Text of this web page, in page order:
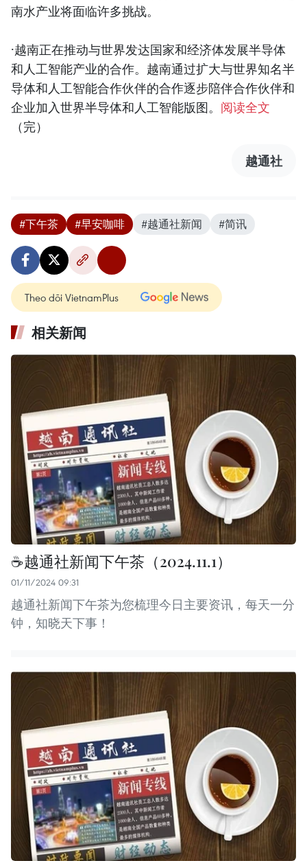
南水产业将面临许多挑战。
·越南正在推动与世界发达国家和经济体发展半导体
和人工智能产业的合作。越南通过扩大与世界知名半
导体和人工智能合作伙伴的合作逐步陪伴合作伙伴和
企业加入世界半导体和人工智能版图。 阅读全文
（完）
越通社
#下午茶 #早安咖啡 #越通社新闻 #简讯
Theo dõi VietnamPlus
相关新闻
☕️越通社新闻下午茶（2024.11.1）
01/11/2024 09:31
越通社新闻下午茶为您梳理今日主要资讯，每天一分
钟，知晓天下事！